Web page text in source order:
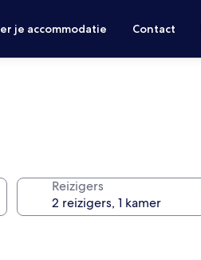
je accommodatie Contact
Reizigers